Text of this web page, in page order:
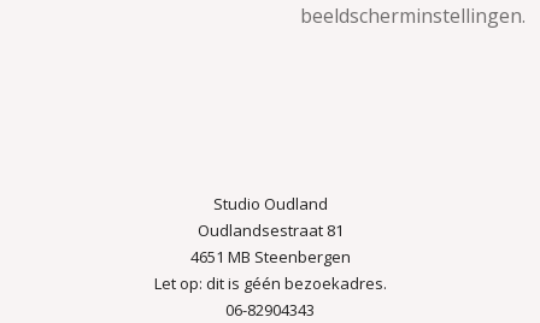
beeldscherminstellingen.
Studio Oudland
Oudlandsestraat 81
4651 MB Steenbergen
Let op: dit is géén bezoekadres.
06-82904343